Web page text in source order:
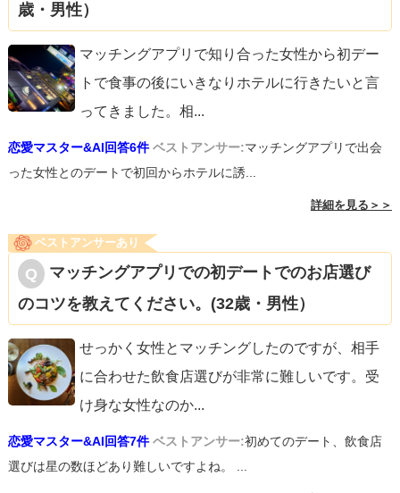
歳・男性）
マッチングアプリで知り合った女性から初デー
トで食事の後にいきなりホテルに行きたいと言
ってきました。相...
恋愛マスター&AI回答6件 ベストアンサー:マッチングアプリで出会
った女性とのデートで初回からホテルに誘...
詳細を見る＞＞
ベストアンサーあり
マッチングアプリでの初デートでのお店選び
のコツを教えてください。(32歳・男性）
せっかく女性とマッチングしたのですが、相手
に合わせた飲食店選びが非常に難しいです。受
け身な女性なのか...
恋愛マスター&AI回答7件 ベストアンサー:初めてのデート、飲食店
選びは星の数ほどあり難しいですよね。 ...